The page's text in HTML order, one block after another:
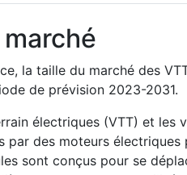
la taille du marché des
de prévision 2023-2031.
électriques (VTT) et les
par des moteurs
sont conçus pour se